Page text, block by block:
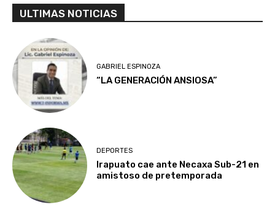
ULTIMAS NOTICIAS
GABRIEL ESPINOZA
“LA GENERACIÓN ANSIOSA”
DEPORTES
Irapuato cae ante Necaxa Sub-21 en
amistoso de pretemporada